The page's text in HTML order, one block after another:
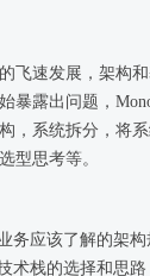
飞速发展，架构
暴露出问题，
，系统拆分，将
型思考等。
务应该了解的架构
术栈的选择和思路